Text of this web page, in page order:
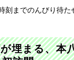
刻までのんびり待た
埋まる、本